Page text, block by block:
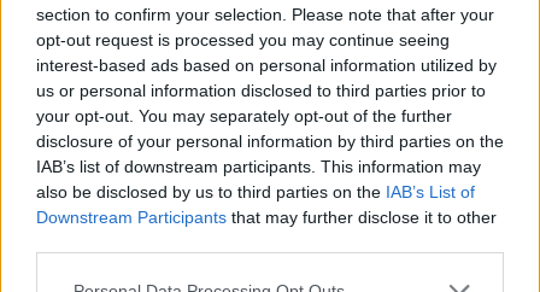
section to confirm your selection. Please note that after your
opt-out request is processed you may continue seeing
interest-based ads based on personal information utilized by
us or personal information disclosed to third parties prior to
your opt-out. You may separately opt-out of the further
disclosure of your personal information by third parties on the
IAB’s list of downstream participants. This information may
also be disclosed by us to third parties on the IAB’s List of
Downstream Participants that may further disclose it to other
Please note that this website/app uses one or more Google